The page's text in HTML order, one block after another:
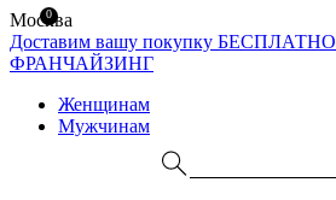
Москва
Доставим вашу покупку БЕСПЛАТНО
ФРАНЧАЙЗИНГ
Женщинам
Мужчинам
0